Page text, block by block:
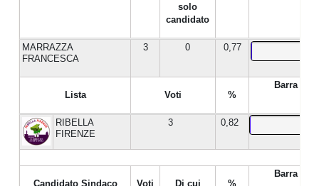
solo
candidato
MARRAZZA
FRANCESCA
3 0 0,77
Lista Voti %
Barra %
RIBELLA
FIRENZE
3 0,82
Candidato Sindaco Voti
Di cui
%
Barra %